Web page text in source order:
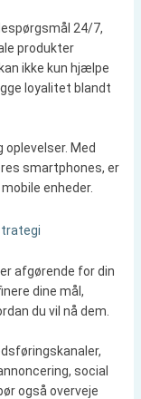
24/7,
produkter
ikke kun hjælpe
loyalitet blandt
oplevelser. Med
smartphones, er
enheder.
afgørende for din
dine mål,
du vil nå dem.
social
også overveje